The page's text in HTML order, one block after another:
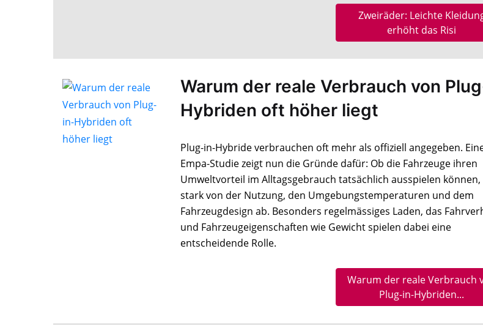
Zweiräder: Leichte
erhöht das Risi
Warum der reale Verbrauch von
Hybriden oft höher liegt
Plug-in-Hybride verbrauchen oft mehr als offiziell angegeben.
Empa-Studie zeigt nun die Gründe dafür: Ob die Fahrzeuge ihren
Umweltvorteil im Alltagsgebrauch tatsächlich ausspielen
stark von der Nutzung, den Umgebungstemperaturen und dem
Fahrzeugdesign ab. Besonders regelmässiges Laden, das
und Fahrzeugeigenschaften wie Gewicht spielen dabei eine
entscheidende Rolle.
Warum der reale Verbrauch
Plug-in-Hybriden...